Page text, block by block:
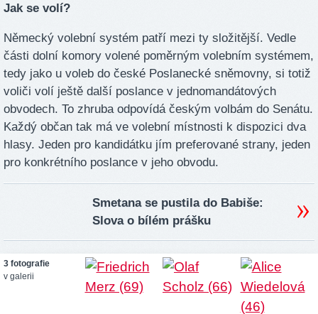
Jak se volí?
Německý volební systém patří mezi ty složitější. Vedle
části dolní komory volené poměrným volebním systémem,
tedy jako u voleb do české Poslanecké sněmovny, si totiž
voliči volí ještě další poslance v jednomandátových
obvodech. To zhruba odpovídá českým volbám do Senátu.
Každý občan tak má ve volební místnosti k dispozici dva
hlasy. Jeden pro kandidátku jím preferované strany, jeden
pro konkrétního poslance v jeho obvodu.
Smetana se pustila do Babiše:
Slova o bílém prášku
3 fotografie
v galerii